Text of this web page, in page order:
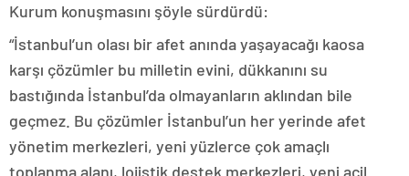
Kurum konuşmasını şöyle sürdürdü:
“İstanbul’un olası bir afet anında yaşayacağı kaosa
karşı çözümler bu milletin evini, dükkanını su
bastığında İstanbul’da olmayanların aklından bile
geçmez. Bu çözümler İstanbul’un her yerinde afet
yönetim merkezleri, yeni yüzlerce çok amaçlı
toplanma alanı, lojistik destek merkezleri, yeni acil